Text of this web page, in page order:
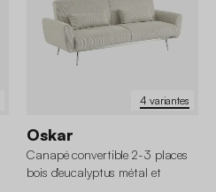
4 variantes
Oskar
Canapé convertible 2-3 places
bois d'eucalyptus métal et